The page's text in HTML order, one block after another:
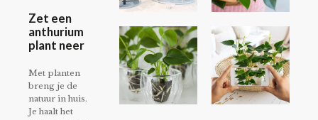
Zet een
anthurium
plant neer
Met planten
breng je de
natuur in huis.
Je haalt het